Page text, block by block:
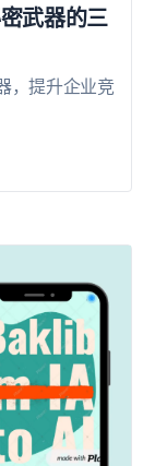
武器的三
，提升企业竞